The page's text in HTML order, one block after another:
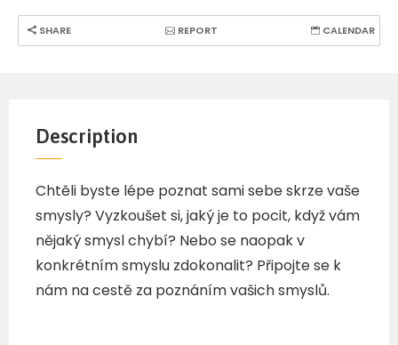
SHARE REPORT CALENDAR
Description
Chtěli byste lépe poznat sami sebe skrze vaše
smysly? Vyzkoušet si, jaký je to pocit, když vám
nějaký smysl chybí? Nebo se naopak v
konkrétním smyslu zdokonalit? Připojte se k
nám na cestě za poznáním vašich smyslů.